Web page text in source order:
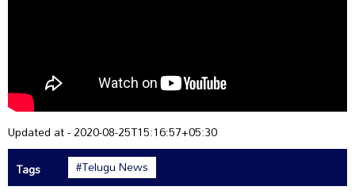
Updated at - 2020-08-25T15:16:57+05:30
Tags
#Telugu News